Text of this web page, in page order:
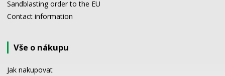
Sandblasting order to the EU
Contact information
Vše o nákupu
Jak nakupovat